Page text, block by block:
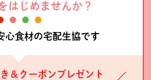
はじめませんか？
心食材の宅配生協です
＆クーポンプレゼント